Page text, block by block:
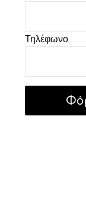
Τηλέφωνο